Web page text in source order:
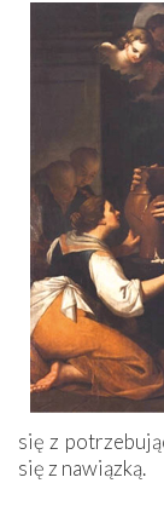
się z
się z nawiązką.